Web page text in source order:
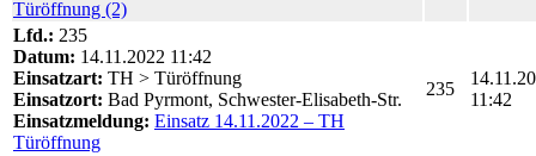
Türöffnung (2)
Lfd.: 235
Datum: 14.11.2022 11:42
Einsatzart: TH > Türöffnung
Einsatzort: Bad Pyrmont, Schwester-Elisabeth-Str.
Einsatzmeldung: Einsatz 14.11.2022 – TH
Türöffnung
235
11:42